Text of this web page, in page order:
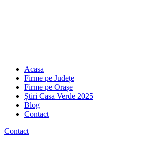
Acasa
Firme pe Județe
Firme pe Orașe
Știri Casa Verde 2025
Blog
Contact
Contact